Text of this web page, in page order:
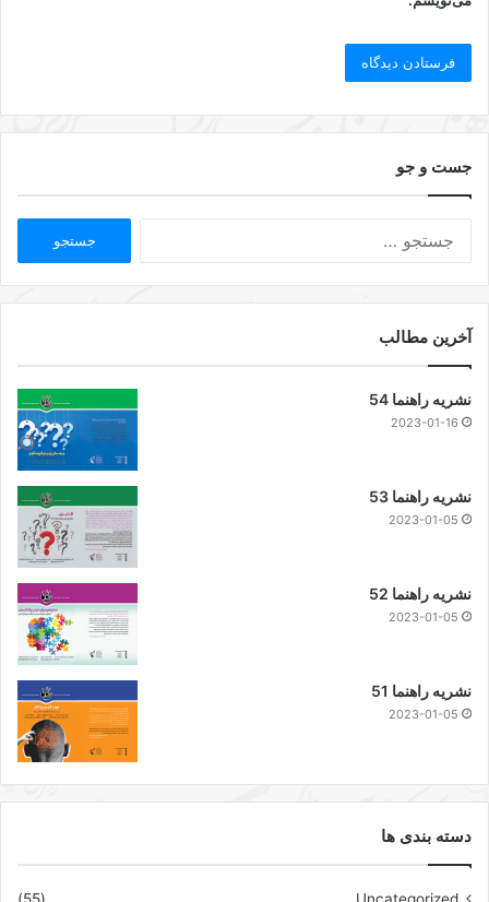
جست و جو
آخرین مطالب
نشریه راهنما 54
2023-01-16
نشریه راهنما 53
2023-01-05
نشریه راهنما 52
2023-01-05
نشریه راهنما 51
2023-01-05
دسته بندی ها